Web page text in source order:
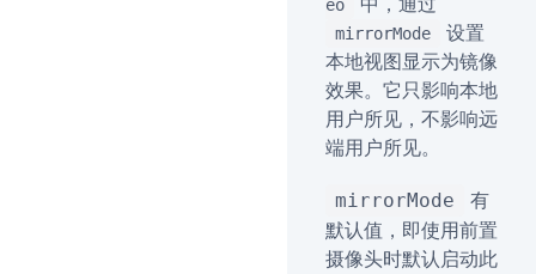
eo
mirrorMode
设置
本地视图显示为镜像
效果。它只影响本地
用户所见，不影响远
端用户所见。
mirrorMode
有
默认值，即使用前置
摄像头时默认启动此